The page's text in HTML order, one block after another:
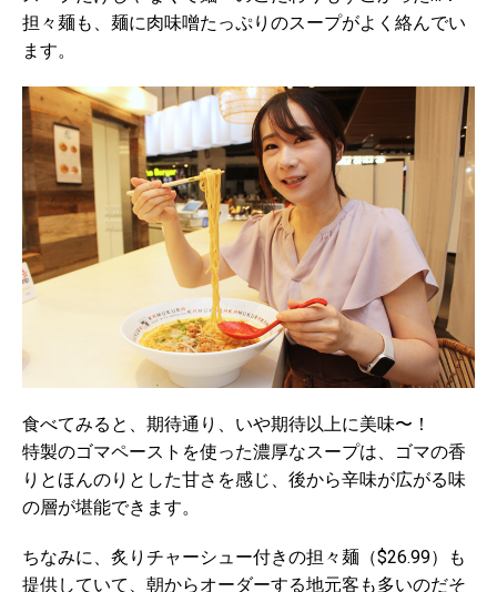
担々麺も、麺に肉味噌たっぷりのスープがよく絡んでい
ます。
食べてみると、期待通り、いや期待以上に美味〜！
特製のゴマペーストを使った濃厚なスープは、ゴマの香
りとほんのりとした甘さを感じ、後から辛味が広がる味
の層が堪能できます。
ちなみに、炙りチャーシュー付きの担々麺（$26.99）も
提供していて、朝からオーダーする地元客も多いのだそ